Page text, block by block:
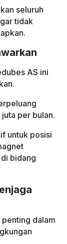
seluruh
tidak
AS ini
per bulan.
untuk posisi
bidang
dalam